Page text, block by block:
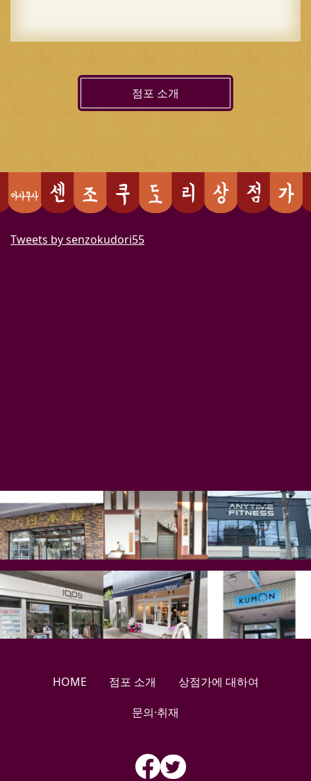
점포 소개
Tweets by senzokudori55
HOME 점포 소개
상점가에 대하여
문의·취재